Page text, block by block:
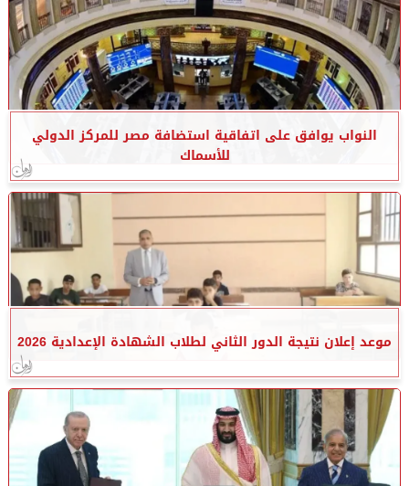
النواب يوافق على اتفاقية استضافة مصر للمركز الدولي
للأسماك
موعد إعلان نتيجة الدور الثاني لطلاب الشهادة الإعدادية 2026